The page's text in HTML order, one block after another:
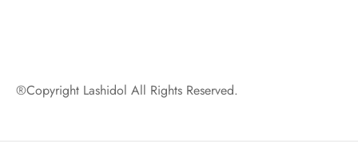
®Copyright Lashidol All Rights Reserved.